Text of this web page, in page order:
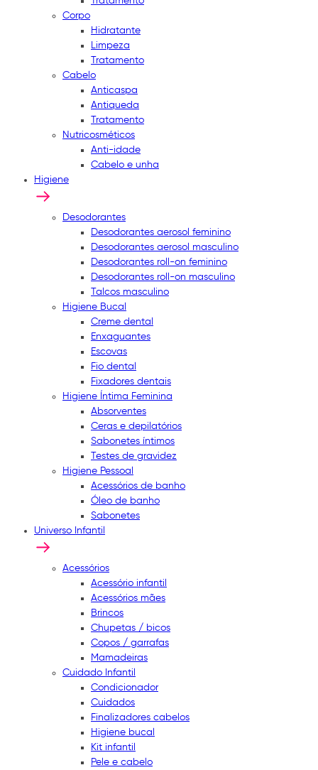
Corpo
Hidratante
Limpeza
Tratamento
Cabelo
Anticaspa
Antiqueda
Tratamento
Nutricosméticos
Anti-idade
Cabelo e unha
Higiene
Desodorantes
Desodorantes aerosol feminino
Desodorantes aerosol masculino
Desodorantes roll-on feminino
Desodorantes roll-on masculino
Talcos masculino
Higiene Bucal
Creme dental
Enxaguantes
Escovas
Fio dental
Fixadores dentais
Higiene Íntima Feminina
Absorventes
Ceras e depilatórios
Sabonetes íntimos
Testes de gravidez
Higiene Pessoal
Acessórios de banho
Óleo de banho
Sabonetes
Universo Infantil
Acessórios
Acessório infantil
Acessórios mães
Brincos
Chupetas / bicos
Copos / garrafas
Mamadeiras
Cuidado Infantil
Condicionador
Cuidados
Finalizadores cabelos
Higiene bucal
Kit infantil
Pele e cabelo